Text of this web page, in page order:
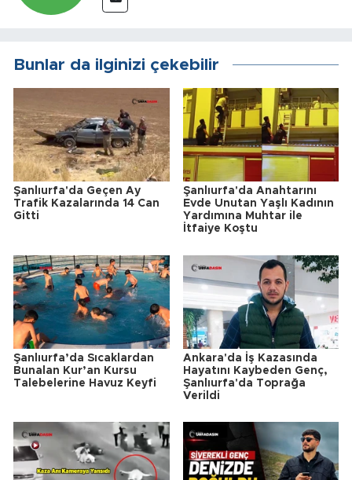
Bunlar da ilginizi çekebilir
Şanlıurfa'da Geçen Ay
Trafik Kazalarında 14 Can
Gitti
Şanlıurfa'da Anahtarını
Evde Unutan Yaşlı Kadının
Yardımına Muhtar ile
İtfaiye Koştu
Şanlıurfa’da Sıcaklardan
Bunalan Kur’an Kursu
Talebelerine Havuz Keyfi
Ankara'da İş Kazasında
Hayatını Kaybeden Genç,
Şanlıurfa'da Toprağa
Verildi